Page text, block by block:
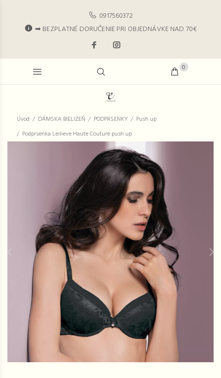
0917560372
➡ BEZPLATNÉ DORUČENIE PRI OBJEDNÁVKE NAD 70€
0
Úvod DÁMSKA BIELIZEŇ PODPRSENKY
Push up
Podprsenka Leilieve Haute Couture push up